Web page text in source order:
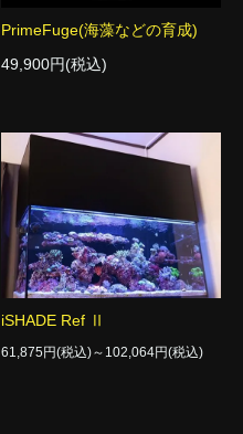
PrimeFuge(海藻などの育成)
49,900円(税込)
iSHADE Ref Ⅱ
61,875円(税込)～102,064円(税込)